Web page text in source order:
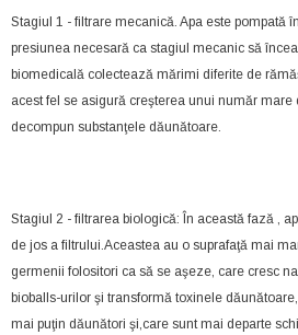
Stagiul 1 - filtrare mecanică. Apa este pompată
presiunea necesară ca stagiul mecanic să
biomedicală colectează mărimi diferite de
acest fel se asigură creşterea unui număr
decompun substanţele dăunătoare.
Stagiul 2 - filtrarea biologică: În această fază ,
de jos a filtrului.Aceastea au o suprafaţă mai
germenii folositori ca să se aşeze, care cresc
bioballs-urilor şi transformă toxinele
mai puţin dăunători şi,care sunt mai departe